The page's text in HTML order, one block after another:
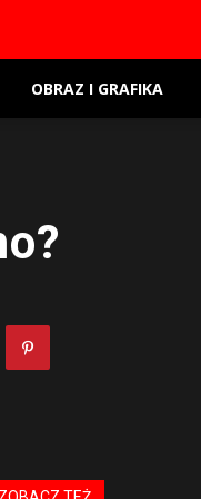
OBRAZ I GRAFIKA